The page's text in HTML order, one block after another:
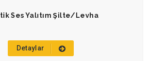
Ses Yalıtım Şilte/Levha
Detaylar